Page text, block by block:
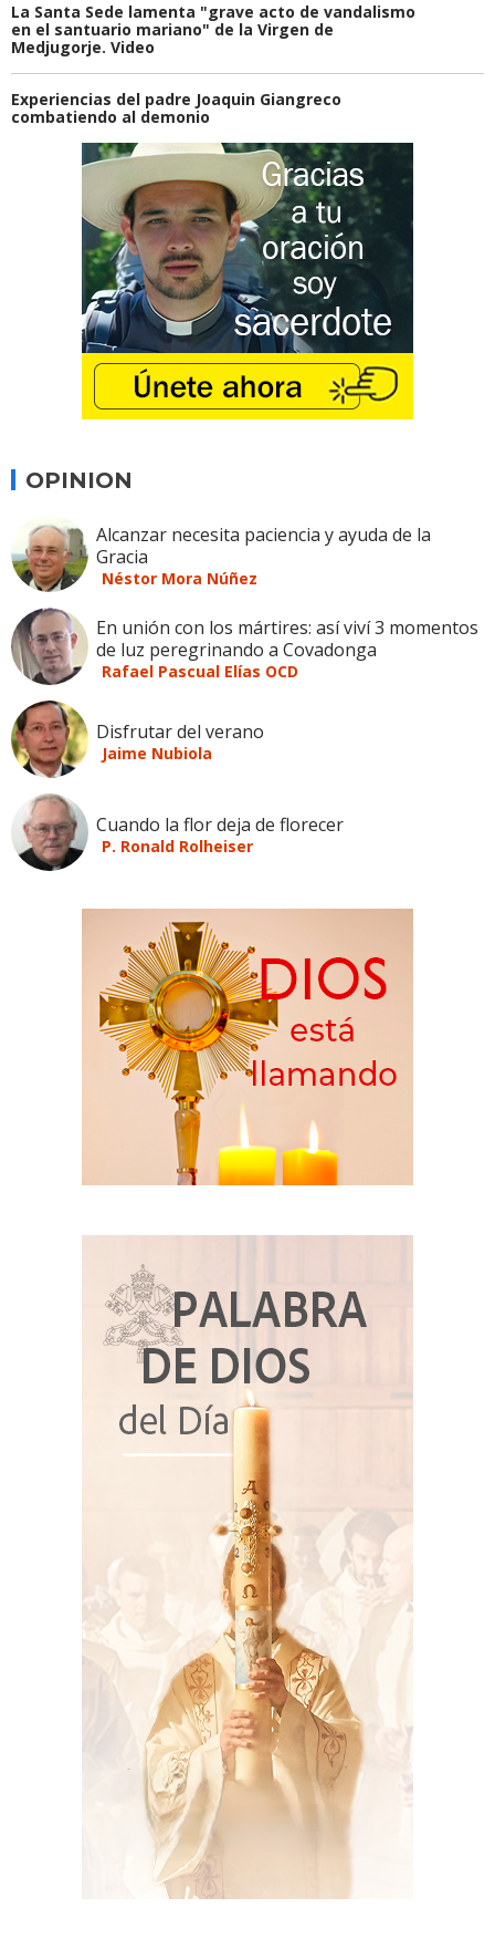
La Santa Sede lamenta "grave acto de vandalismo
en el santuario mariano" de la Virgen de
Medjugorje. Video
Experiencias del padre Joaquin Giangreco
combatiendo al demonio
OPINION
Alcanzar necesita paciencia y ayuda de la
Gracia
Néstor Mora Núñez
En unión con los mártires: así viví 3 momentos
de luz peregrinando a Covadonga
Rafael Pascual Elías OCD
Disfrutar del verano
Jaime Nubiola
Cuando la flor deja de florecer
P. Ronald Rolheiser